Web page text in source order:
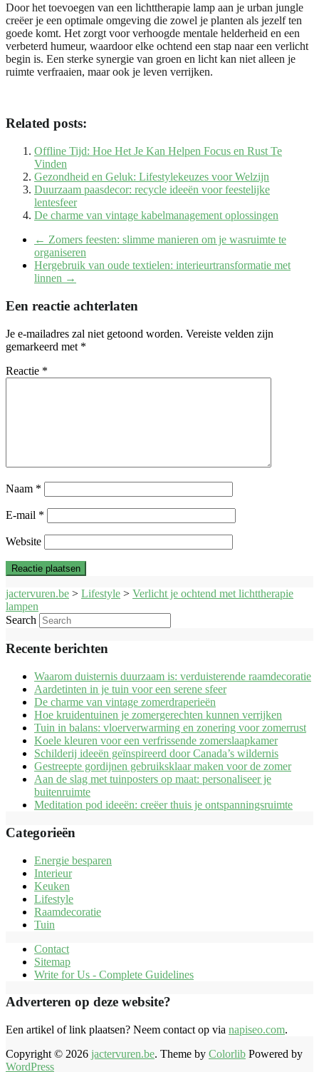
Door het toevoegen van een lichttherapie lamp aan je urban jungle
creëer je een optimale omgeving die zowel je planten als jezelf ten
goede komt. Het zorgt voor verhoogde mentale helderheid en een
verbeterd humeur, waardoor elke ochtend een stap naar een verlicht
begin is. Een sterke synergie van groen en licht kan niet alleen je
ruimte verfraaien, maar ook je leven verrijken.
Related posts:
Offline Tijd: Hoe Het Je Kan Helpen Focus en Rust Te
Vinden
Gezondheid en Geluk: Lifestylekeuzes voor Welzijn
Duurzaam paasdecor: recycle ideeën voor feestelijke
lentesfeer
De charme van vintage kabelmanagement oplossingen
← Zomers feesten: slimme manieren om je wasruimte te
organiseren
Hergebruik van oude textielen: interieurtransformatie met
linnen →
Een reactie achterlaten
Je e-mailadres zal niet getoond worden. Vereiste velden zijn
gemarkeerd met *
Reactie *
Naam *
E-mail *
Website
jactervuren.be > Lifestyle > Verlicht je ochtend met lichttherapie
lampen
Search
Recente berichten
Waarom duisternis duurzaam is: verduisterende raamdecoratie
Aardetinten in je tuin voor een serene sfeer
De charme van vintage zomerdraperieën
Hoe kruidentuinen je zomergerechten kunnen verrijken
Tuin in balans: vloerverwarming en zonering voor zomerrust
Koele kleuren voor een verfrissende zomerslaapkamer
Schilderij ideeën geïnspireerd door Canada’s wildernis
Gestreepte gordijnen gebruiksklaar maken voor de zomer
Aan de slag met tuinposters op maat: personaliseer je
buitenruimte
Meditation pod ideeën: creëer thuis je ontspanningsruimte
Categorieën
Energie besparen
Interieur
Keuken
Lifestyle
Raamdecoratie
Tuin
Contact
Sitemap
Write for Us - Complete Guidelines
Adverteren op deze website?
Een artikel of link plaatsen? Neem contact op via napiseo.com.
Copyright © 2026 jactervuren.be. Theme by Colorlib Powered by
WordPress